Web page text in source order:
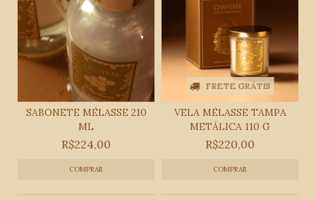
SABONETE MÉLASSE 210
ML
R$224,00
FRETE GRÁTIS
VELA MÉLASSE TAMPA
METÁLICA 110 G
R$220,00